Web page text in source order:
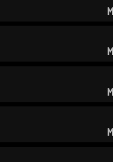
M
M
M
M